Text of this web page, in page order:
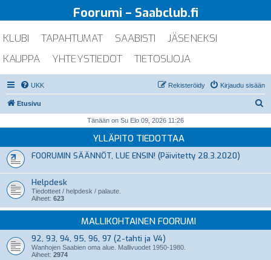
Foorumi – Saabclub.fi
KLUBI TAPAHTUMAT SAABISTI
JÄSENEKSI
KAUPPA
YHTEYSTIEDOT TIETOSUOJA
UKK Kirjaudu sisään
Rekisteröidy
Etusivu
i
Tänään on Su Elo 09, 2026 11:26
YLLÄPITO TIEDOTTAA
FOORUMIN SÄÄNNÖT, LUE ENSIN! (Päivitetty 28.3.2020)
Helpdesk
Tiedotteet / helpdesk / palaute.
Aiheet: 623
MALLIKOHTAINEN FOORUMI
92, 93, 94, 95, 96, 97 (2-tahti ja V4)
Wanhojen Saabien oma alue. Mallivuodet 1950-1980.
Aiheet: 2974